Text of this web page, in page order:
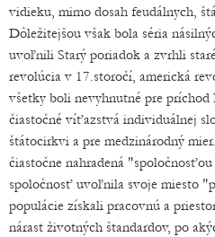
vidieku, mimo dosah feudálnych,
Dôležitejšou však bola séria
uvoľnili Starý poriadok a zvrhli
revolúcia v 17.storočí, americká
všetky boli nevyhnutné pre príchod
čiastočné víťazstvá individuálnej
štátocirkvi a pre medzinárodný
čiastočne nahradená
spoločnosť uvoľnila svoje miesto
populácie získali pracovnú a
nárast životných štandardov, po